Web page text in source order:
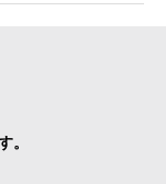
。